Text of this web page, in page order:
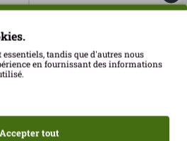
13.04€
tandis que d'autres nous
en fournissant des informations
Accepter tout